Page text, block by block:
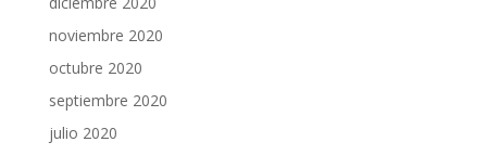
noviembre 2020
octubre 2020
septiembre 2020
julio 2020